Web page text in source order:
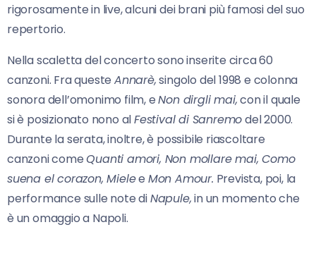
rigorosamente in live, alcuni dei brani più famosi del suo
repertorio.
Nella scaletta del concerto sono inserite circa 60
canzoni. Fra questeAnnarè,singolo del 1998 e colonna
sonora dell’omonimo film, eNon dirgli mai,con il quale
si è posizionato nono alFestival di Sanremodel 2000.
Durante la serata, inoltre, è possibile riascoltare
canzoni comeQuanti amori, Non mollare mai, Como
suena el corazon, Mielee Mon Amour. Prevista, poi, la
performance sulle note diNapule,in un momento che
è un omaggio a Napoli.